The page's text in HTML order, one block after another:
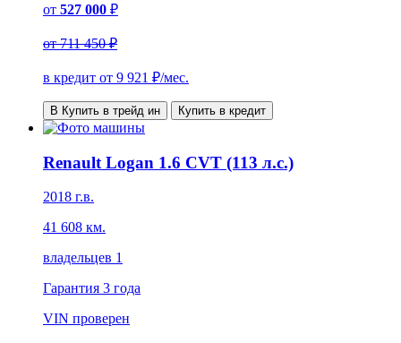
от 527 000 ₽
от711 450 ₽
в кредит от 9 921 ₽/мес.
В Купить в трейд ин Купить в кредит
Renault Logan 1.6 CVT (113 л.с.)
2018 г.в.
41 608 км.
владельцев 1
Гарантия 3 года
VIN проверен